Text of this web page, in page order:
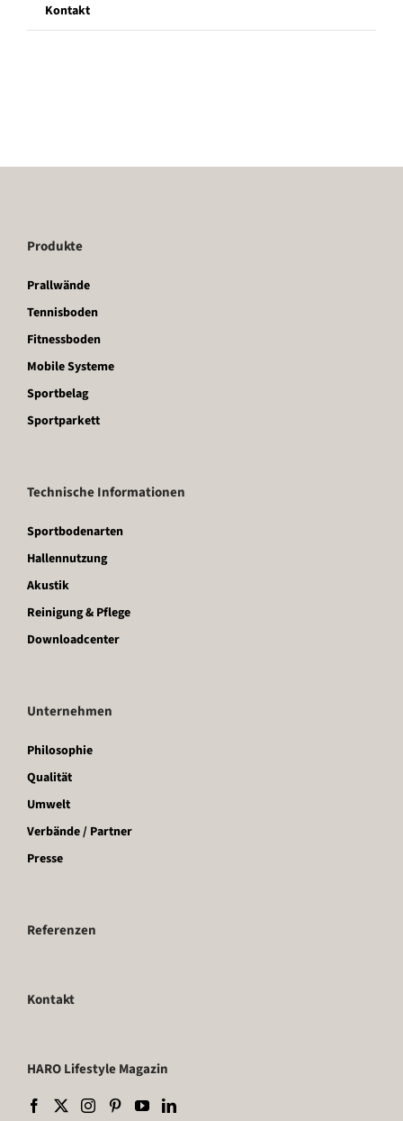
Referenzen
Kontakt
Produkte
Prallwände
Tennisboden
Fitnessboden
Mobile Systeme
Sportbelag
Sportparkett
Technische Informationen
Sportbodenarten
Hallennutzung
Akustik
Reinigung & Pflege
Downloadcenter
Unternehmen
Philosophie
Qualität
Umwelt
Verbände / Partner
Presse
Referenzen
Kontakt
HARO Lifestyle Magazin